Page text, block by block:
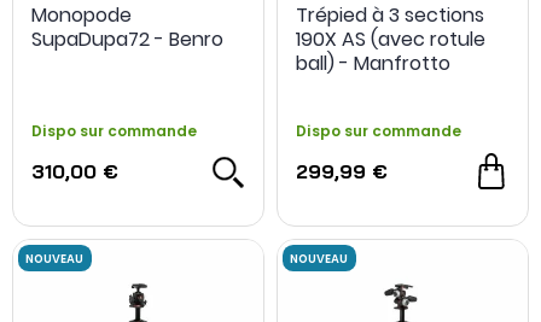
Monopode
SupaDupa72 - Benro
Dispo sur commande
310,00 €
Trépied à 3 sections
190X AS (avec rotule
ball) - Manfrotto
Dispo sur commande
299,99 €